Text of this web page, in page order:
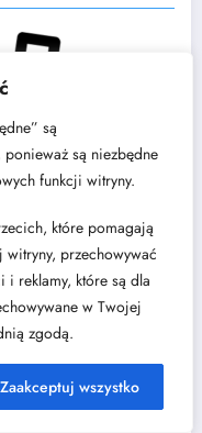
są
są niezbędne
funkcji witryny.
które pomagają
witryny, przechowywać
reklamy, które są dla
w Twojej
zgodą.
Zaakceptuj wszystko
znajdziesz pomysły,